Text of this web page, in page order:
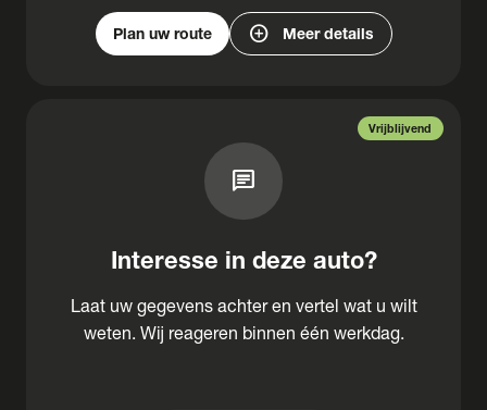
Plan uw route add_circle Meer details
Vrijblijvend
chat
Interesse in deze auto?
Laat uw gegevens achter en vertel wat u wilt
weten. Wij reageren binnen één werkdag.